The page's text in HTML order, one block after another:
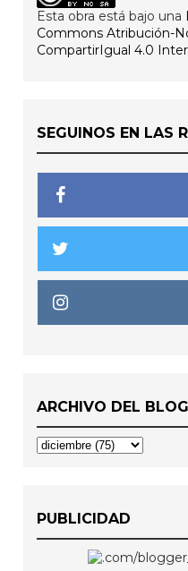
Esta obra está bajo una
Commons Atribución-
CompartirIgual 4.0
SEGUINOS EN LAS
ARCHIVO DEL BLOG
PUBLICIDAD